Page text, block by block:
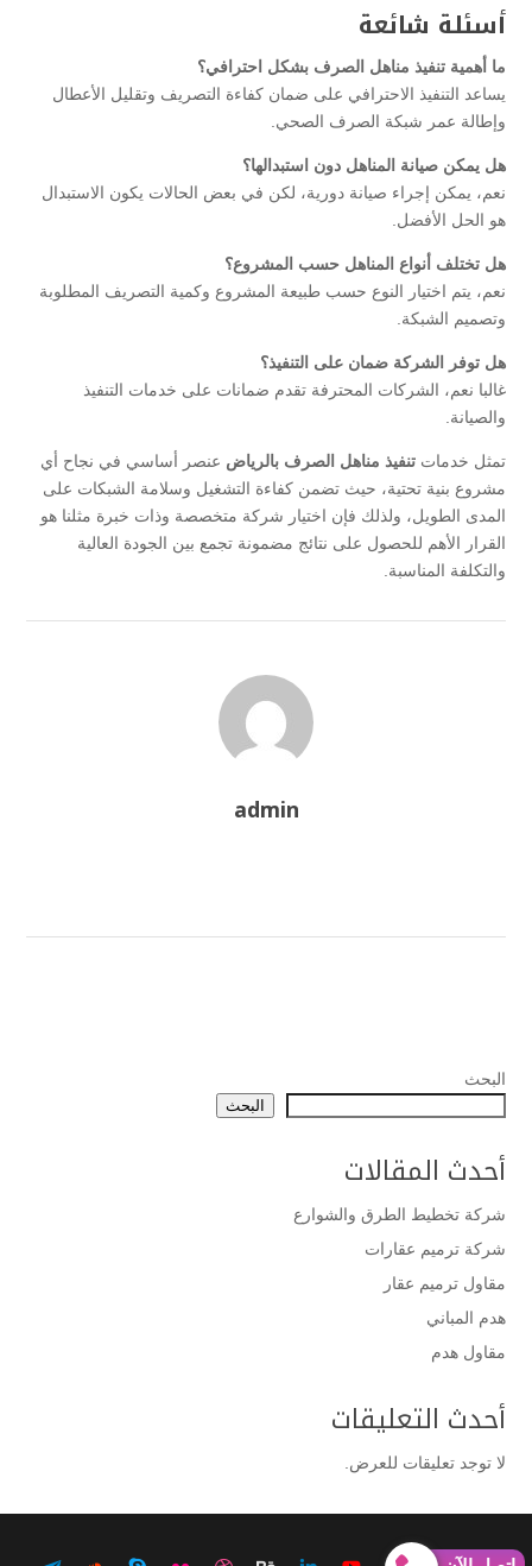
أسئلة شائعة
ما أهمية تنفيذ مناهل الصرف بشكل احترافي؟
يساعد التنفيذ الاحترافي على ضمان كفاءة التصريف وتقليل الأعطال
وإطالة عمر شبكة الصرف الصحي.
هل يمكن صيانة المناهل دون استبدالها؟
نعم، يمكن إجراء صيانة دورية، لكن في بعض الحالات يكون الاستبدال
هو الحل الأفضل.
هل تختلف أنواع المناهل حسب المشروع؟
نعم، يتم اختيار النوع حسب طبيعة المشروع وكمية التصريف المطلوبة
وتصميم الشبكة.
هل توفر الشركة ضمان على التنفيذ؟
غالبا نعم، الشركات المحترفة تقدم ضمانات على خدمات التنفيذ
والصيانة.
تمثل خدمات تنفيذ مناهل الصرف بالرياض عنصر أساسي في نجاح أي
مشروع بنية تحتية، حيث تضمن كفاءة التشغيل وسلامة الشبكات على
المدى الطويل، ولذلك فإن اختيار شركة متخصصة وذات خبرة مثلنا هو
القرار الأهم للحصول على نتائج مضمونة تجمع بين الجودة العالية
والتكلفة المناسبة.
admin
البحث
البحث
أحدث المقالات
شركة تخطيط الطرق والشوارع
شركة ترميم عقارات
مقاول ترميم عقار
هدم المباني
مقاول هدم
أحدث التعليقات
لا توجد تعليقات للعرض.